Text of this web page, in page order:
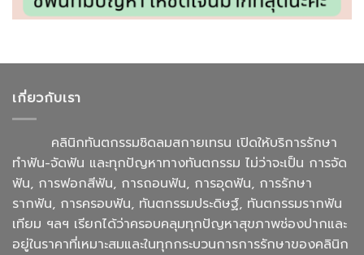
เกี่ยวกับเรา
คลินิกทันตกรรมชิดลมสกายเทรน เปิดให้บริการรักษา
ทำฟัน-จัดฟัน และทุกปัญหาทางทันตกรรม ไม่ว่าจะเป็น การจัด
ฟัน, การฟอกสีฟัน, การถอนฟัน, การอุดฟัน, การรักษา
รากฟัน, การครอบฟัน, ทันตกรรมประดิษฐ์, ทันตกรรมรากฟัน
เทียม ฯลฯ เรียกได้ว่าครอบคลุมทุกปัญหาสุขภาพช่องปากและ
อยู่ในราคาที่เหมาะสมและในทุกกระบวนการการรักษาของคลินิก